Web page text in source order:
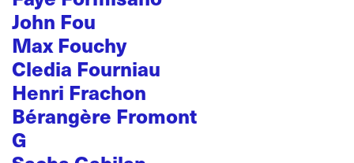
John Fou
Max Fouchy
Cledia Fourniau
Henri Frachon
Bérangère Fromont
G